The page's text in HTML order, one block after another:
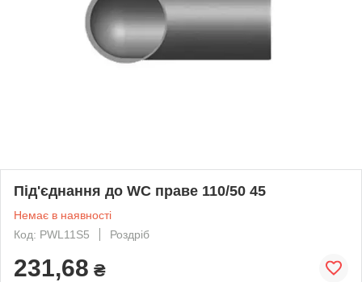
Під'єднання до WC праве 110/50 45
Немає в наявності
Код: PWL11S5
Роздріб
231,68 ₴